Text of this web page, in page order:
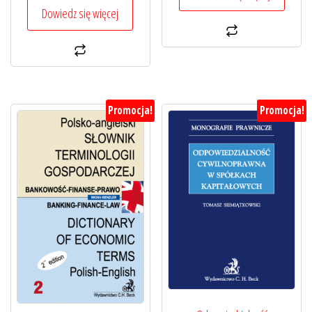
119,00 zł.95,20 zł.
Dowiedz się więcej
Promocja! Promocja!